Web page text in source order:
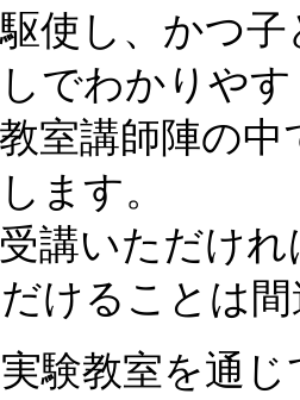
使し、かつ
でわかりや
室講師陣の
ます。
講いただけ
けることは
験教室を通